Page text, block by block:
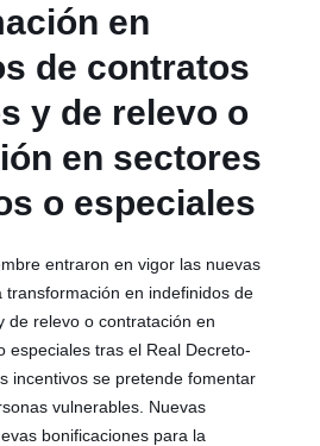
en
de contratos
y de relevo o
en sectores
o especiales
entraron en vigor las nuevas
transformación en indefinidos de
de relevo o contratación en
especiales tras el Real Decreto-
incentivos se pretende fomentar
vulnerables. Nuevas
bonificaciones para la